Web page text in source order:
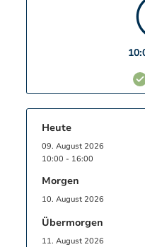
kam das Werk in
was letzten Endes
Heute
09. August 2026
10:00 - 16:00
Morgen
10. August 2026
Übermorgen
11. August 2026